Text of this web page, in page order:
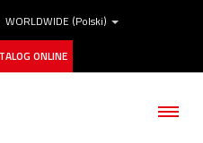
WORLDWIDE (Polski)
ONLINE